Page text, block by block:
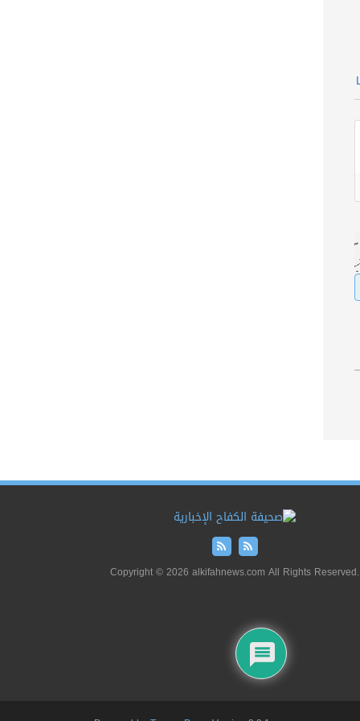
Copyright © 2026 alkifahnews.com All Rights Reserved.